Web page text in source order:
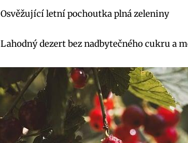
Osvěžující letní pochoutka plná zeleniny
Lahodný dezert bez nadbytečného cukru a